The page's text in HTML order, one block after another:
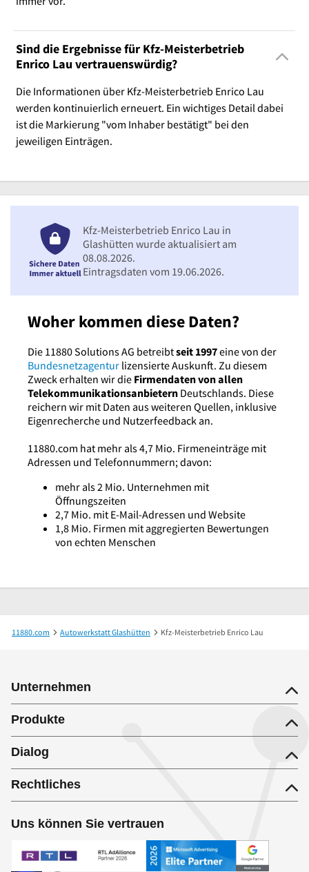
Sind die Ergebnisse für Kfz-Meisterbetrieb
Enrico Lau vertrauenswürdig?
Die Informationen über Kfz-Meisterbetrieb Enrico Lau
werden kontinuierlich erneuert. Ein wichtiges Detail dabei
ist die Markierung "vom Inhaber bestätigt" bei den
jeweiligen Einträgen.
Woher kommen diese Daten?
Die 11880 Solutions AG betreibtseit 1997eine von der
Bundesnetzagentur lizensierte Auskunft. Zu diesem
Zweck erhalten wir die Firmendaten von allen
Telekommunikationsanbietern Deutschlands. Diese
reichern wir mit Daten aus weiteren Quellen, inklusive
Eigenrecherche und Nutzerfeedback an.
11880.com hat mehr als 4,7 Mio. Firmeneinträge mit
Adressen und Telefonnummern; davon:
mehr als 2 Mio. Unternehmen mit
Öffnungszeiten
2,7 Mio. mit E-Mail-Adressen und Website
1,8 Mio. Firmen mit aggregierten Bewertungen
von echten Menschen
Kfz-Meisterbetrieb Enrico Lau in
Glashütten wurde aktualisiert am
08.08.2026.
Eintragsdaten vom 19.06.2026.
11880.com Autowerkstatt Glashütten Kfz-Meisterbetrieb Enrico Lau
Unternehmen
Produkte
Dialog
Rechtliches
Uns können Sie vertrauen